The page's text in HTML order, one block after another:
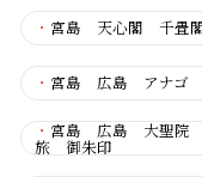
・ 宮島 天心閣 千畳
・ 宮島 広島 アナゴ
・ 宮島 広島 大聖院
旅 御朱印